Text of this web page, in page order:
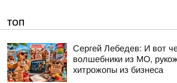
ТОП
Сергей Лебедев: И вот
волшебники из МО,
хитрожопы из бизнеса